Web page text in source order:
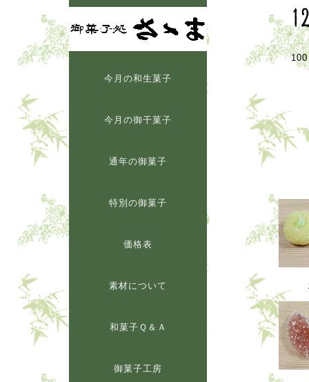
今月の和生菓子
今月の御干菓子
通年の御菓子
特別の御菓子
価格表
素材について
和菓子Ｑ＆Ａ
御菓子工房
100